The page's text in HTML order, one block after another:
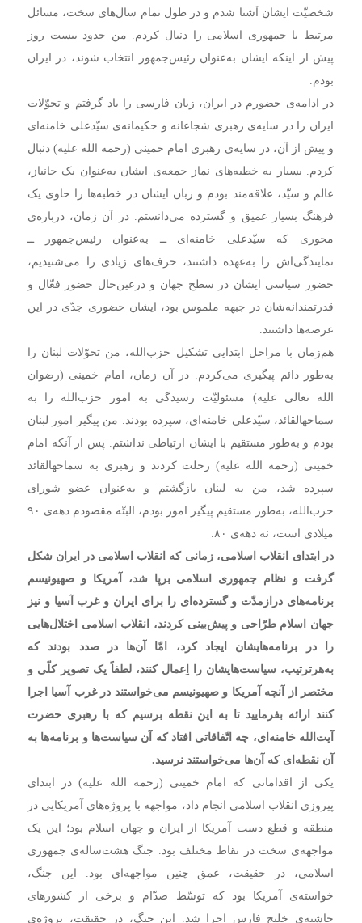
شخصیّت ایشان آشنا شدم و در طول تمام سال‌های سخت، مسائل
مرتبط با جمهوری اسلامی را دنبال کردم. من حدود بیست روز
پیش از اینکه ایشان به‌عنوان رئیس‌جمهور انتخاب شوند، در ایران
بودم.
در ادامه‌ی حضورم در ایران، زبان فارسی را یاد گرفتم و تحوّلات
ایران را در سایه‌ی رهبری شجاعانه و حکیمانه‌ی سیّدعلی خامنه‌ای
و پیش از آن، در سایه‌ی رهبری امام خمینی (رحمه الله علیه) دنبال
کردم. بسیار به خطبه‌های نماز جمعه‌ی ایشان به‌عنوان یک جانباز،
عالم و سیّد، علاقه‌مند بودم و زبان ایشان در خطبه‌ها را حاوی یک
فرهنگ بسیار عمیق و گسترده می‌دانستم. در آن زمان، درباره‌ی
محوری که سیّدعلی خامنه‌ای ــ به‌عنوان رئیس‌جمهور ــ
نمایندگی‌اش را به‌عهده داشتند، حرف‌های زیادی را می‌شنیدیم،
حضور سیاسی ایشان در سطح جهان و در‌عین‌حال حضور فعّال و
قدرتمندانه‌شان در جبهه ملموس بود، ایشان حضوری جدّی در این
عرصه‌ها داشتند.
هم‌زمان با مراحل ابتدایی تشکیل حزب‌الله، من تحوّلات لبنان را
به‌طور دائم پیگیری می‌کردم. در آن زمان، امام خمینی (رضوان
الله تعالی علیه) مسئولیّت رسیدگی به امور حزب‌الله را به
سماحهالقائد، سیّدعلی خامنه‌ای، سپرده بودند. من پیگیر امور لبنان
بودم و به‌طور مستقیم با ایشان ارتباطی نداشتم. پس از آنکه امام
خمینی (رحمه الله علیه) رحلت کردند و رهبری به سماحهالقائد
سپرده شد، من به لبنان بازگشتم و به‌عنوان عضو شورای
حزب‌الله، به‌طور مستقیم پیگیر امور بودم، البتّه مقصودم دهه‌ی ۹۰
میلادی است، نه دهه‌ی ۸۰.
در ابتدای انقلاب اسلامی، زمانی که انقلاب اسلامی در ایران شکل
گرفت و نظام جمهوری اسلامی برپا شد، آمریکا و صهیونیسم
برنامه‌های درازمدّت و گسترده‌ای را برای ایران و غرب آسیا و نیز
جهان اسلام طرّاحی و پیش‌بینی کردند، انقلاب اسلامی اختلال‌هایی
را در برنامه‌هایشان ایجاد کرد، امّا آن‌ها در صدد بودند که
به‌هرترتیب، سیاست‌هایشان را اِعمال کنند، لطفاً یک تصویر کلّی و
مختصر از آنچه آمریکا و صهیونیسم می‌خواستند در غرب آسیا اجرا
کنند ارائه بفرمایید تا به این نقطه برسیم که با رهبری حضرت
آیت‌الله خامنه‌ای، چه اتّفاقاتی افتاد که آن سیاست‌ها و برنامه‌ها به
آن نقطه‌ای که آن‌ها می‌خواستند نرسید.
یکی از اقداماتی که امام خمینی (رحمه الله علیه) در ابتدای
پیروزی انقلاب اسلامی انجام داد، مواجهه با پروژه‌های آمریکایی در
منطقه و قطع دست آمریکا از ایران و جهان اسلام بود؛ این یک
مواجهه‌ی سخت در نقاط مختلف بود. جنگ هشت‌ساله‌ی جمهوری
اسلامی، در حقیقت، عمق چنین مواجهه‌ای بود. این جنگ،
خواسته‌ی آمریکا بود که توسّط صدّام و برخی از کشورهای
حاشیه‌ی خلیج فارس اجرا شد. این جنگ، در حقیقت، پروژه‌ی